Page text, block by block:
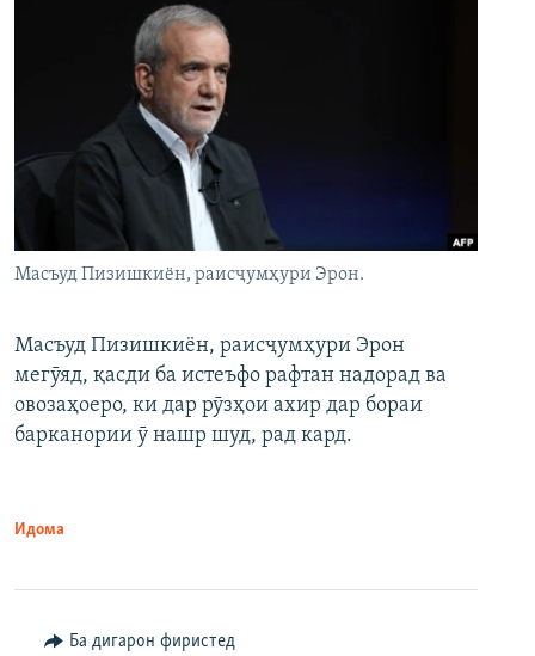
Масъуд Пизишкиён, раисҷумҳури Эрон.
Масъуд Пизишкиён, раисҷумҳури Эрон
мегӯяд, қасди ба истеъфо рафтан надорад ва
овозаҳоеро, ки дар рӯзҳои ахир дар бораи
барканории ӯ нашр шуд, рад кард.
Идома
Ба дигарон фиристед